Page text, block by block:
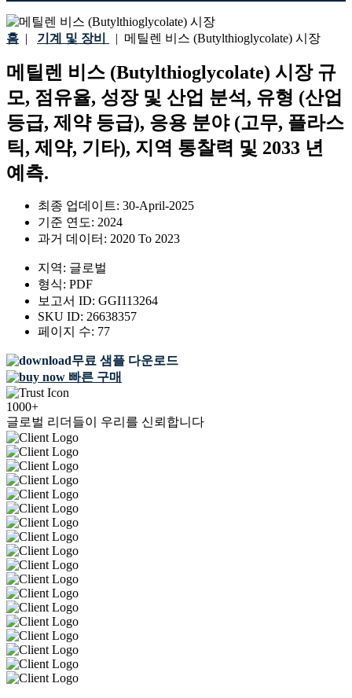
홈 | 기계 및 장비 | 메틸렌 비스 (Butylthioglycolate) 시장
메틸렌 비스 (Butylthioglycolate) 시장 규
모, 점유율, 성장 및 산업 분석, 유형 (산업
등급, 제약 등급), 응용 분야 (고무, 플라스
틱, 제약, 기타), 지역 통찰력 및 2033 년
예측.
최종 업데이트: 30-April-2025
기준 연도: 2024
과거 데이터: 2020 To 2023
지역: 글로벌
형식: PDF
보고서 ID: GGI113264
SKU ID: 26638357
페이지 수: 77
무료 샘플 다운로드
빠른 구매
1000+
글로벌 리더들이 우리를 신뢰합니다